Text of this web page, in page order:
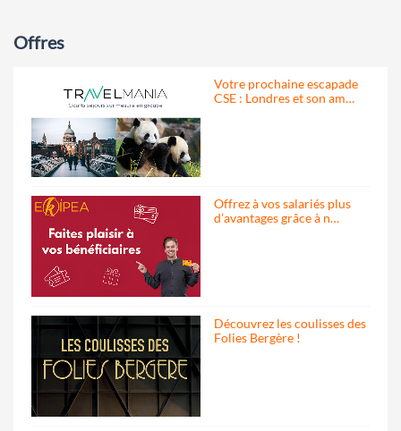
Offres
Votre prochaine escapade
CSE : Londres et son am…
Offrez à vos salariés plus
d’avantages grâce à n…
Découvrez les coulisses des
Folies Bergère !